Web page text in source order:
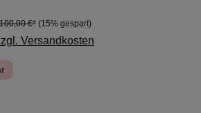
100,00 €* (15% gespart)
Versandkosten